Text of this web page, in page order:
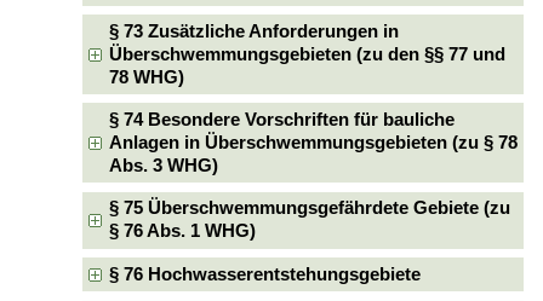
§ 73 Zusätzliche Anforderungen in
Überschwemmungsgebieten (zu den §§ 77 und
78 WHG)
§ 74 Besondere Vorschriften für bauliche
Anlagen in Überschwemmungsgebieten (zu § 78
Abs. 3 WHG)
§ 75 Überschwemmungsgefährdete Gebiete (zu
§ 76 Abs. 1 WHG)
§ 76 Hochwasserentstehungsgebiete